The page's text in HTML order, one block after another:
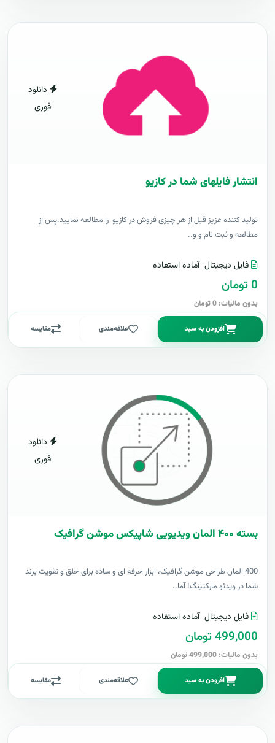
دانلود
فوری
انتشار فایلهای شما در کازیو
توليد کننده عزيز قبل از هر چیزی فروش در کازیو را مطالعه نمایید.پس از
مطالعه و ثبت نام و و..
فایل دیجیتال آماده استفاده
0 تومان
بدون مالیات: 0 تومان
افزودن به سبد علاقه‌مندی مقایسه
دانلود
فوری
بسته ۴۰۰ المان ویدیویی شاپیکس موشن گرافیک
400 المان طراحی موشن گرافیک، ابزار حرفه ای و ساده برای خلق و تقویت برند
شما در ویدئو مارکتینگ! آما..
فایل دیجیتال آماده استفاده
499,000 تومان
بدون مالیات: 499,000 تومان
افزودن به سبد علاقه‌مندی مقایسه